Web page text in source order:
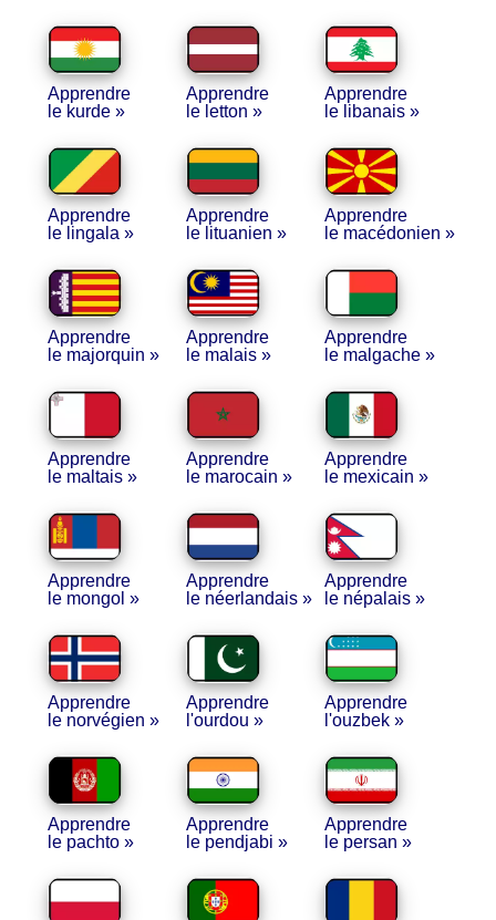
Apprendre
le kurde »
Apprendre
le letton »
Apprendre
le libanais »
Apprendre
le lingala »
Apprendre
le lituanien »
Apprendre
le macédonien »
Apprendre
le majorquin »
Apprendre
le malais »
Apprendre
le malgache »
Apprendre
le maltais »
Apprendre
le marocain »
Apprendre
le mexicain »
Apprendre
le mongol »
Apprendre
le néerlandais »
Apprendre
le népalais »
Apprendre
le norvégien »
Apprendre
l'ourdou »
Apprendre
l'ouzbek »
Apprendre
le pachto »
Apprendre
le pendjabi »
Apprendre
le persan »